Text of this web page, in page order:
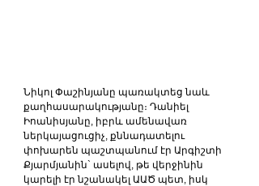
Նիկոլ Փաշինյանը պառակտեց նաև
քաղհասարակությանը։ Դանիել
Իոանիսյանը, իբրև ամենավառ
ներկայացուցիչ, քննադատելու
փոխարեն պաշտպանում էր Արգիշտի
Քյարմյանին` ասելով, թե վերջինին
կարելի էր նշանակել ԱԱԾ պետ, իսկ